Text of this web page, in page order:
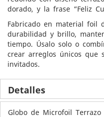
dorado, y la frase “Feliz
Fabricado en material foil
durabilidad y brillo,
tiempo. Úsalo solo o
crear arreglos únicos que
invitados.
Detalles
Globo de Microfoil